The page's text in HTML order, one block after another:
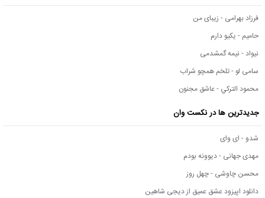
فرزاد بهرامی - زیبای من
حامیم - یکیو دارم
نیواد - نیمه گمشدمی
سامی لو - تلخم همچو شراب
محمود التركي - عاشق مجنون
جدیدترین ها در نکست وان
شدو - ای وای
مهدی جهانی - دیوونه بودم
محسن چاوشی - چهل روز
دانلود اپیزود عشق عمیق از دیجی شاهین